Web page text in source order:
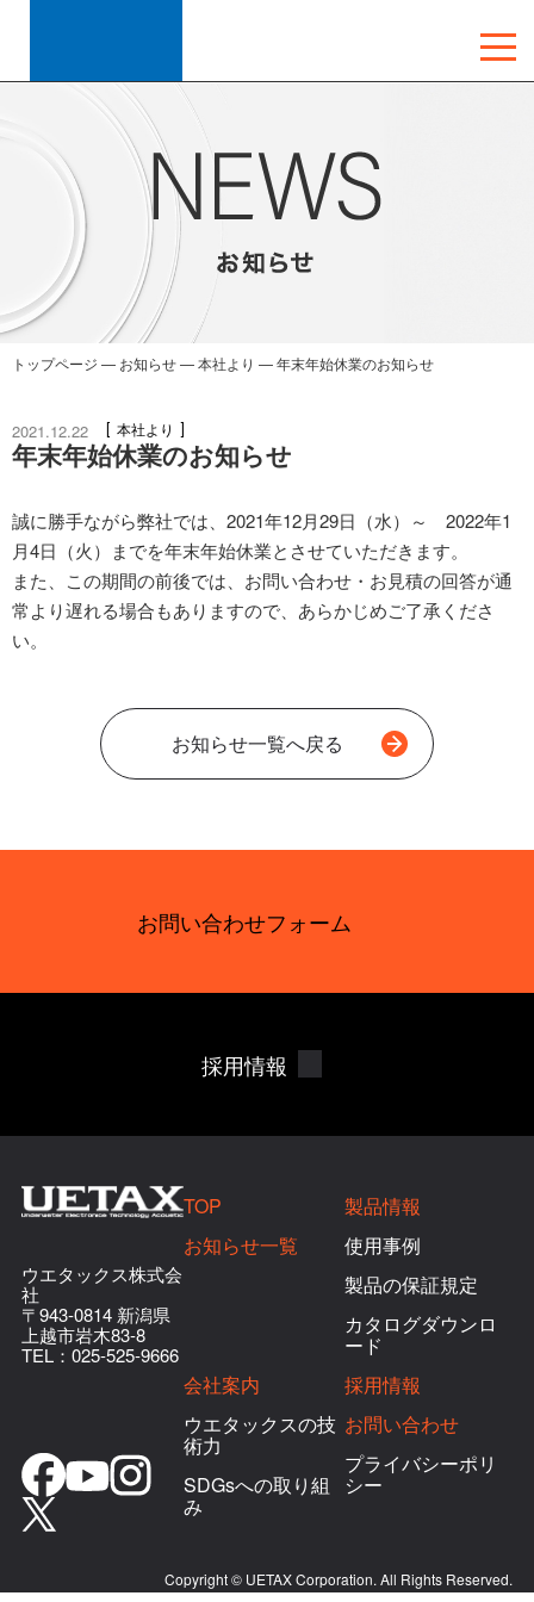
トップページ — お知らせ—本社より —年末年始休業のお知らせ
2021.12.22 本社より
年末年始休業のお知らせ
誠に勝手ながら弊社では、2021年12月29日（水）～ 2022年1
月4日（火）までを年末年始休業とさせていただきます。
また、この期間の前後では、お問い合わせ・お見積の回答が通
常より遅れる場合もありますので、あらかじめご了承くださ
い。
お知らせ一覧へ戻る
お問い合わせフォーム
採用情報
ウエタックス株式会
社
〒943-0814 新潟県
上越市岩木83-8
TEL： 025-525-9666
TOP
お知らせ一覧
製品情報
使用事例
製品の保証規定
カタログダウンロ
ード
会社案内
ウエタックスの技
術力
SDGsへの取り組
み
採用情報
お問い合わせ
プライバシーポリ
シー
Copyright © UETAX Corporation. All Rights Reserved.